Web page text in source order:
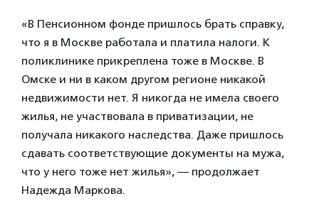
«В Пенсионном фонде пришлось брать справку,
что я в Москве работала и платила налоги. К
поликлинике прикреплена тоже в Москве. В
Омске и ни в каком другом регионе никакой
недвижимости нет. Я никогда не имела своего
жилья, не участвовала в приватизации, не
получала никакого наследства. Даже пришлось
сдавать соответствующие документы на мужа,
что у него тоже нет жилья», — продолжает
Надежда Маркова.